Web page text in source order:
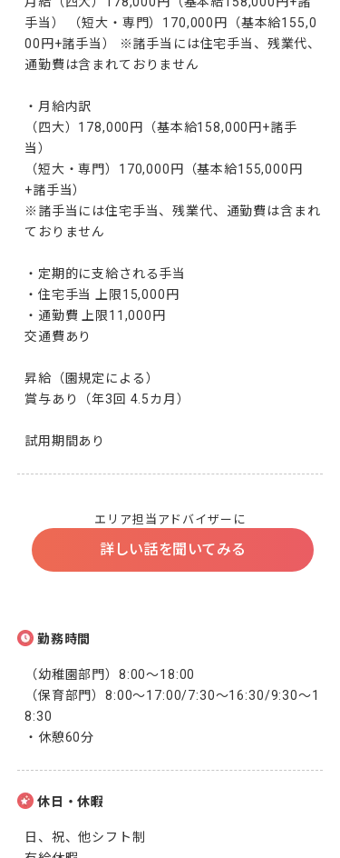
手当） （短大・専門）170,000円（基本給155,0
00円+諸手当） ※諸手当には住宅手当、残業代、
通勤費は含まれておりません
・月給内訳
（四大）178,000円（基本給158,000円+諸手
当）
（短大・専門）170,000円（基本給155,000円
+諸手当）
※諸手当には住宅手当、残業代、通勤費は含まれ
ておりません
・定期的に支給される手当
・住宅手当 上限15,000円
・通勤費 上限11,000円
交通費あり
昇給（園規定による）
賞与あり（年3回 4.5カ月）
試用期間あり
エリア担当アドバイザーに
詳しい話を聞いてみる
勤務時間
（幼稚園部門）8:00～18:00
（保育部門）8:00～17:00/7:30～16:30/9:30～1
8:30
・休憩60分
休日・休暇
日、祝、他シフト制